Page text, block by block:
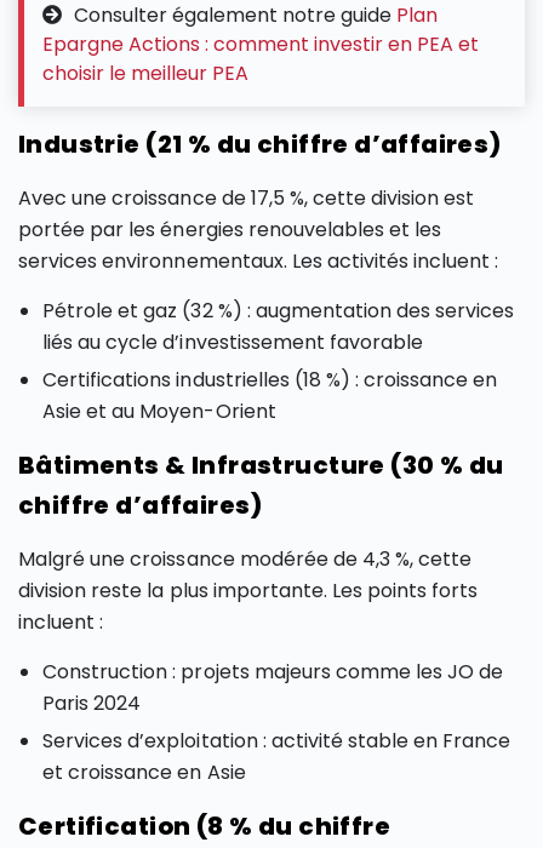
Consulter également notre guide Plan
Epargne Actions : comment investir en PEA et
choisir le meilleur PEA
Industrie (21 % du chiffre d’affaires)
Avec une croissance de 17,5 %, cette division est
portée par les énergies renouvelables et les
services environnementaux. Les activités incluent :
Pétrole et gaz (32 %) : augmentation des services
liés au cycle d’investissement favorable
Certifications industrielles (18 %) : croissance en
Asie et au Moyen-Orient
Bâtiments & Infrastructure (30 % du
chiffre d’affaires)
Malgré une croissance modérée de 4,3 %, cette
division reste la plus importante. Les points forts
incluent :
Construction : projets majeurs comme les JO de
Paris 2024
Services d’exploitation : activité stable en France
et croissance en Asie
Certification (8 % du chiffre